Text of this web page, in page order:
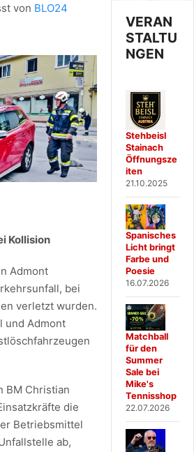
von BLO24
Kollision
Admont
bei
verletzt wurden.
und Admont
BM Christian
die
Betriebsmittel
ab,
VERAN
STALTU
NGEN
Stehbeisl
Stainach
Öffnungsze
iten
21.10.2025
Spanisches
Licht bringt
Farbe und
Poesie
16.07.2026
Matchball
für den
Summer
Sale bei
Mike's
Tennisshop
22.07.2026